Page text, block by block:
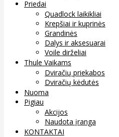
Priedai
Quadlock laikikliai
Krepšiai ir kuprinės
Grandinės
Dalys ir aksesuarai
Voile dirželiai
Thule Vaikams
Dviračių priekabos
Dviračių kėdutės
Nuoma
Pigiau
Akcijos
Naudota įranga
KONTAKTAI